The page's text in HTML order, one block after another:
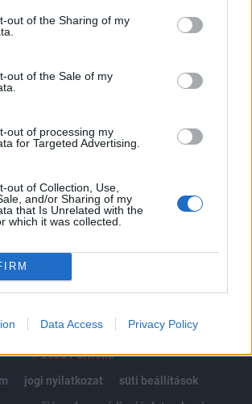
out of the Sharing of my
out of the Sale of my
out of processing my
for Targeted Advertising.
out of Collection, Use,
and/or Sharing of my
that Is Unrelated with the
which it was collected.
Data Access Privacy Policy
olvasása előfizetéses
kötött.
következőket tartalmazza:
teljes cikkarchívum
BÉT elmúlt 2 év napon belüli
VAGY?BEJELENTKEZÉS
© 2026 Portfolio
jogi nyilatkozat
süti beállítások